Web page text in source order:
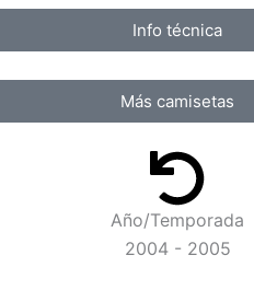
Info técnica
Más camisetas
Año/Temporada
2004 - 2005